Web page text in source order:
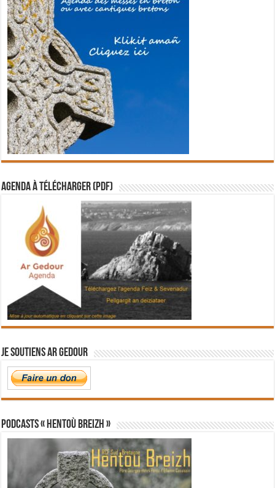
Agenda à télécharger (PDF)
Je soutiens Ar Gedour
PODCASTS « Hentoù Breizh »